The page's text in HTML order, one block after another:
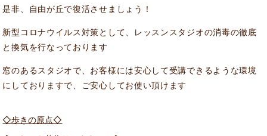
是非、自由が丘で復活させましょう！
新型コロナウイルス対策として、レッスンスタジオの消毒の徹底
と換気を行なっております
窓のあるスタジオで、お客様には安心して受講できるような環境
にしておりますで、ご安心してお使い頂けます
◇歩きの原点◇